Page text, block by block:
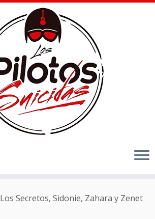
Los Secretos, Sidonie, Zahara y Zenet